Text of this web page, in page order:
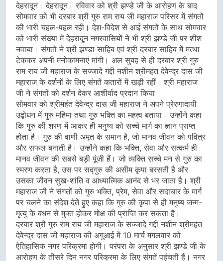
देहरादून। देहरादून। रविवार को श्री झण्डे जी के आरोहण के बाद
सोमवार को भी दरबार श्री गुरु राम राय जी महाराज परिसर में संगतों
की भारी चहल-पहल रही। देश-विदेश से आई संगतों के साथ सोमवार
को भारी संख्या में देहरादून नगरवासियों ने भी श्री झण्डे जी पर शीश
नवाया। संगतों ने श्री झण्डा साहिब एवं श्री दरबार साहिब में मत्था
टेककर अपनी मनोकामनाएं मांगी। अल सुबह से ही दरबार श्री गुरु
राम राय जी महाराज के सज्जादे गद्दी नशीन श्रीमहंत देवेन्द्र दास जी
महाराज के दर्शनों के लिए संगतें कतारों में खड़ी रहीं। श्री महाराज
जी ने संगतों को दर्शन देकर आशीर्वाद प्रदान किया
सोमवार को श्रीमहंत देवेन्द्र दास जी महाराज ने अपने प्रेरणादायी
उद्बोधन में गुरु महिमा तथा गुरु भक्ति का महत्व बताया। उन्होंने कहा
कि गुरु की शरण में आकर ही मनुष्य को सच्चे मार्ग का ज्ञान प्राप्त
होता है। गुरु की वाणी अमृत के समान है, जो मानव जीवन को पवित्र
और सफल बनाती है। उन्होंने कहा कि भक्ति, सेवा और सत्कर्म ही
मानव जीवन की सबसे बड़ी पूंजी हैं। जो व्यक्ति सच्चे मन से गुरु का
स्मरण करता है, उस पर सद्गुरु की असीम कृपा बरसती है और
उसका जीवन सुख-शांति व आध्यात्मिक आनंद से भर जाता है। श्री
महाराज जी ने संगतों को गुरु भक्ति, प्रेम, सेवा और सदाचार के मार्ग
पर चलने का संदेश देते हुए कहा कि गुरु की कृपा से ही मनुष्य जन्म-
मृत्यु के बंधन से मुक्त होकर मोक्ष की प्राप्ति कर सकता है।
दरबार श्री गुरु राम राय जी महाराज के सज्जादे गद्दी नशीन श्रीमहंत
देवेन्द्र दास जी महाराज की अगुआई में 10 मार्च मंगलवार को
ऐतिहासिक नगर परिक्रमा होगी। परंपरा के अनुसार श्री झण्डे जी के
आरोहण के तीसरे दिन नगर परिक्रमा के लिए संगतें पहुंचती हैं। नगर